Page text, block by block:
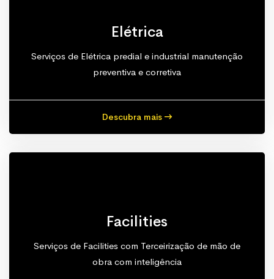
Elétrica
Serviços de Elétrica predial e industrial manutenção
preventiva e corretiva
Descubra mais
Facilities
Serviços de Facilities com Terceirização de mão de
obra com inteligência